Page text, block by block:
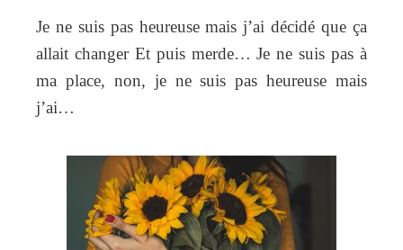
Je ne suis pas heureuse mais j’ai décidé que ça
allait changer Et puis merde… Je ne suis pas à
ma place, non, je ne suis pas heureuse mais
j’ai…